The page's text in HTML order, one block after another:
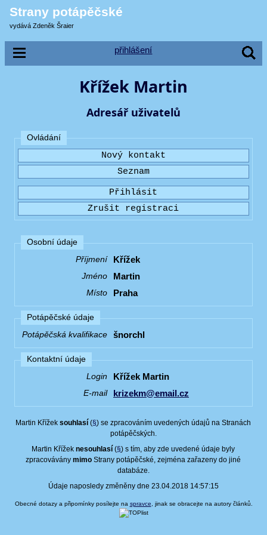
Strany potápěčské
vydává Zdeněk Šraier
přihlášení
Křížek Martin
Adresář uživatelů
Ovládání
Osobní údaje
Příjmení
Křížek
Jméno Martin
Místo Praha
Potápěčské údaje
Potápěčská kvalifikace
šnorchl
Kontaktní údaje
Login
Křížek Martin
E-mail krizekm@email.cz
Martin Křížeksouhlasí (§) se zpracováním uvedených údajů na Stranách
potápěčských.
Martin Křížeknesouhlasí (§) s tím, aby zde uvedené údaje byly
zpracováványmimo Strany potápěčské, zejména zařazeny do jiné
databáze.
Údaje naposledy změněny dne 23.04.2018 14:57:15
Obecné dotazy a připomínky posílejte na spravce , jinak se obracejte na autory článků.